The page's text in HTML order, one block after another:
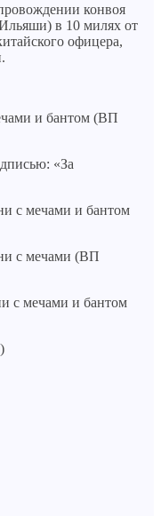
конвоя
в 10 милях от
офицера,
и бантом (ВП
«За
с мечами и бантом
с мечами (ВП
с мечами и бантом